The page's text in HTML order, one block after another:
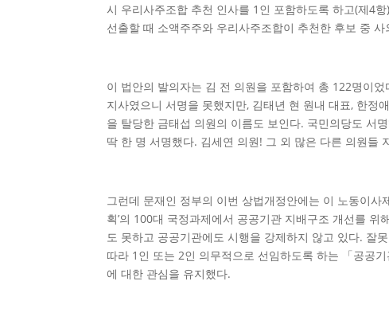
시 우리사주조합 추천 인사를 1인 포함하도록 하고(제4
선출할 때 소액주주와 우리사주조합이 추천한 후보 중
이 법안의 발의자는 김 전 의원을 포함하여 총 122명이
지사였으니 서명을 못했지만, 김태년 현 원내 대표, 한
을 탈당한 금태섭 의원의 이름도 보인다. 국민의당도 서
딱 한 명 서명했다. 김세연 의원! 그 외 많은 다른 의원들
그런데 문재인 정부의 이번 상법개정안에는 이 노동이
획’의 100대 국정과제에서 공공기관 지배구조 개선를
도 못하고 공공기관에도 시행을 강제하지 않고 있다. 잘
따라 1인 또는 2인 의무적으로 선임하도록 하는 「공공
에 대한 관심을 유지했다.